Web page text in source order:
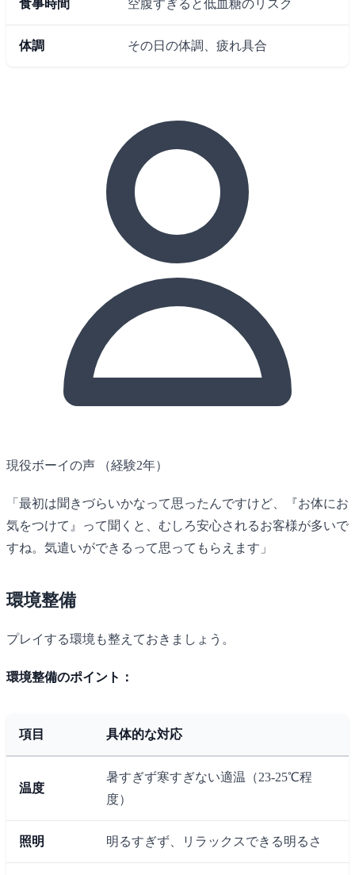
食事時間 空腹すぎると低血糖のリスク
体調 その日の体調、疲れ具合
現役ボーイの声 （経験2年）
「最初は聞きづらいかなって思ったんですけど、『お体にお
気をつけて』って聞くと、むしろ安心されるお客様が多いで
すね。気遣いができるって思ってもらえます」
環境整備
プレイする環境も整えておきましょう。
環境整備のポイント：
項目 具体的な対応
温度
暑すぎず寒すぎない適温（23-25℃程
度）
照明 明るすぎず、リラックスできる明るさ